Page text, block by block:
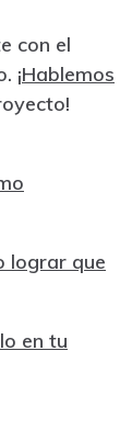
con el
¡Hablemos
lograr que
en tu